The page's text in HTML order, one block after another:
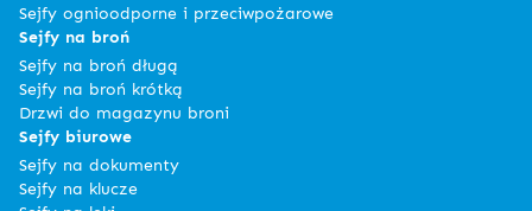
Sejfy ognioodporne i przeciwpożarowe
Sejfy na broń
Sejfy na broń długą
Sejfy na broń krótką
Drzwi do magazynu broni
Sejfy biurowe
Sejfy na dokumenty
Sejfy na klucze